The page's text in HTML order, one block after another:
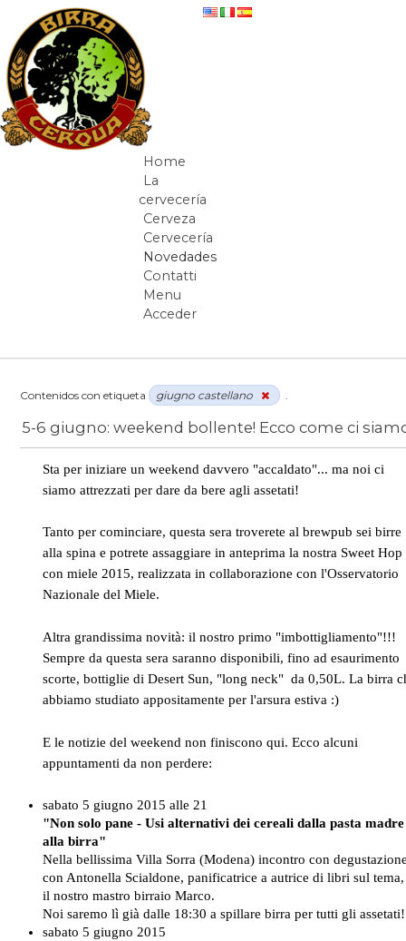
Saltar al contenido
Navegación
Home
La
cervecería
Cerveza
Cervecería
Novedades
Contatti
Menu
Acceder
Camino de migas
Novedades / giugno castellano
Contenidos con etiqueta giugno castellano
Sta per iniziare un weekend davvero "accaldato"... ma noi ci
siamo attrezzati per dare da bere agli assetati!
Tanto per cominciare, questa sera troverete al brewpubsei birre
alla spina e potrete assaggiare in anteprima la nostra Sweet Hop
con miele 2015, realizzata in collaborazione con l'Osservatorio
Nazionale del Miele.
Altra grandissima novità: il nostro primo "imbottigliamento"!!!
Sempre da questa sera saranno disponibili, fino ad esaurimento
scorte, bottiglie di Desert Sun, "long neck" da 0,50L.La birra
abbiamo studiato appositamente per l'arsura estiva :)
E le notizie del weekend non finiscono qui. Ecco alcuni
appuntamenti da non perdere:
sabato 5 giugno 2015 alle 21
"Non solo pane - Usi alternativi dei cereali dalla pasta madre
alla birra"
Nella bellissima Villa Sorra (Modena) incontro con
con Antonella Scialdone, panificatrice a autrice di libri sul
il nostro mastro birraio Marco.
Noi saremo lì già dalle 18:30 a spillare birra per tutti gli
sabato 5 giugno 2015